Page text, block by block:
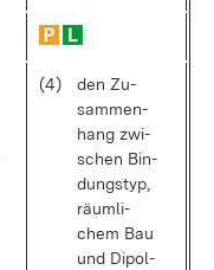
(4)
den Zu­
sam­men­
hang zwi­
schen Bin­
dungs­typ,
räum­li­
chem Bau
und Di­pol-